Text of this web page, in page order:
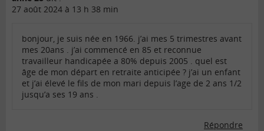
27 août 2024 à 13 h 38 min
bonjour, je suis née en 1966. j’ai mes 5 trimestres avant
mes 20ans . j’ai commencé en 85 et reconnue
travailleur handicapée a 80% depuis 2005 . quel est
âge de mon départ en retraite anticipée ? j’ai un enfant
et j’ai élevé le fils de mon mari depuis l’age de 2 ans 1/2
jusqu’a ses 19 ans .
Répondre